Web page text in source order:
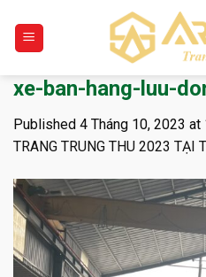
content
xe-ban-hang-luu-
Published 4 Tháng 10, 2023 at
TRANG TRUNG THU 2023 TẠI